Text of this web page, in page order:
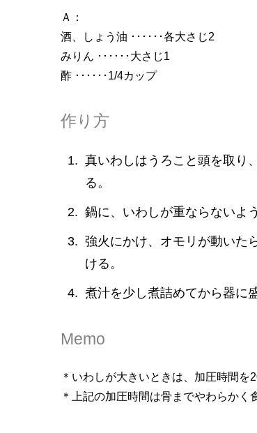
Ａ：
酒、しょう油 ･･････各大さじ2
みりん ･･････大さじ1
酢 ･･････1/4カップ
作り方
真いわしはうろこと頭を取り
る。
鍋に、いわしが重ならないよ
強火にかけ、オモリが動いた
ける。
煮汁を少し煮詰めてから器に
Memo
＊いわしが大きいときは、加圧時間
＊上記の加圧時間は骨までやわらかく